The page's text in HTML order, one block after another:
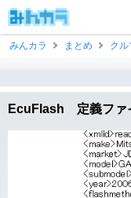
みんカラ
まとめ クル
EcuFlash 定義ファ